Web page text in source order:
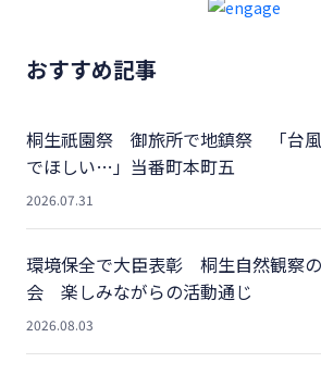
おすすめ記事
桐生祇園祭 御旅所で地鎮祭 「台
でほしい…」当番町本町五
2026.07.31
環境保全で大臣表彰 桐生自然観察
会 楽しみながらの活動通じ
2026.08.03